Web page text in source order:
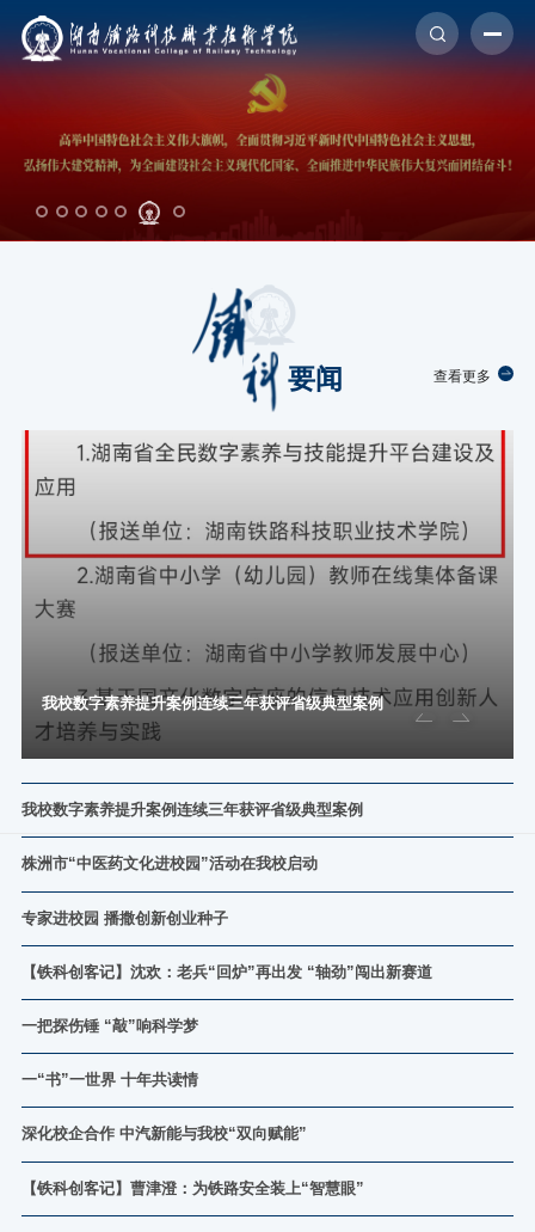
学校概况
要闻 查看更多
我校数字素养提升案例连续三年获评省级典型案例
我校数字素养提升案例连续三年获评省级典型案例
近日，中共湖南省委网信办、省教育厅、省科技厅、省工信厅联合
公布“2025年湖南省提升全民数字素养与技能典型案例”。我校报送
的“数智赋能分层共育——以需求为导向的校园数字素养提升创新实
践”项目获评典型案例。至此，我校已连续三年蝉联此项省级荣誉，
彰显了在数字素养培育领域持续领先的深厚实力。本案例紧密围
群体的实际需求，创新构建了“分层设计、场景驱动、多方协同”的
数字素养培育体系，逐步形成具有示范意义、可复制推广的“铁科模
式”。作为全国全民数字素养与技能培训基地，我校始终坚持育人为
本，以数字技术为驱动，以协同共育为路径，积极探索构建“政—校
建共享的教育生态。连续三年获评省级典型案例，既是对我校已有
实践的肯定，也是对未来发展的鞭策。下一步，学校将进一步发挥
国家级基地的示范辐射作用，深化AI通识课程建设，优化数字服务
平台，拓展多元应用场景，加快构建更加完善、高效、包容的数字
慧”与“铁科力量”。信息中心(一审：沈坚勇二审：付萱三
株洲市“中医药文化进校园”活动在我校启动
在通过系列沉浸式体验与科普实践，在校园播撒中医药文化的种
子。启动仪式上，株洲市卫健委党委书记、主任顾晓芳表示，株洲
作为“神农故里”，是中医药文化的重要发源地，底蕴深厚。推动中
医药文化进校园，是文化的启蒙与健康习惯的塑造，要让中医药在
医”。株洲市中医伤科医院党委书记刘锋良表示，市中医伤科医院是
集医疗、科研、教学于一体的国家三级甲等中医专科医院，此次院
校携手，标志着中医药文化育人进入新阶段，希望以此激发青少年
对中医药的兴趣与热情，共同肩负起弘扬中医药文化的责任与使
宝，承载着几千年的文化积淀和医学智慧，此次活动，不仅是一次
健康知识的普及，更是一次传统文化的熏陶；学校期待与株洲市中
医伤科医院进一步拓宽合作维度，持续开展健康讲座、义诊服务、
中医养生等系列活动，携手打造中医药文化传承与创新的实践平
专家进校园 播撒创新创业种子
一”决策部署，近日，学校举办2025年创业活动周系列之“企业家进
校园讲好创业故事”活动暨第四十八期“新维度”双创大讲堂。学校创
新创业孵化基地的师生团队、“启航逐梦”大学生创业指导工作室专
家以及各学院400余名师生齐聚一堂，在交流中汲取知识、激发创
授、博士生导师钟云华主讲。他以《当前高校毕业生就业创业：背
景、趋势、问题与建议》为题，系统分析了当前经济社会发展背景
下高校毕业生就业创业面临的新形势与新挑战，深入剖析了就业结
构性矛盾、能力匹配等现实问题，并结合实际案例提出有针对性的
认知。在实践展示环节，曾获中国国际大学生创新大赛（2025）创
业组国家银奖的曹津澄项目团队，进行了现场路演。他们以《轨道
交通供电线路偏振智衍高效巡检方案》为题，展示了自主研发的“偏
【铁科创客记】沈欢：老兵“回炉”再出发 “轴劲”闯出新赛道
为“叔叔”的大一新生，是把军旅故事分享给同学的军训总教官，也
是带领学弟学妹钻研短视频的创业导师。然而，在这些身份之前，
他更是一位在商海中几经沉浮、白手起家的连续创业者。 他的故
事，并非一个简单的“大学生创业”故事，而是一位资深创业者，为
炼：铸就创业路上的奋斗底色2005年，19岁的沈欢踏上军旅征程。
在海军陆战队，一次暴雨中的射击考核成为他人生的重要一课。瞄
准镜里水花四溅，子弹接连脱靶，就在他几乎放弃时，一声“湖南伢
子，加油”的乡音唤醒了他骨子里的倔强。最终，50环的满环成绩
一把探伤锤 “敲”响科学梦
动。长郡云龙实验学校的百余名小学生走进校园，沿着铁轨的脉
络，开启了一场充满惊叹与发现的科技探索之旅。走进轨道交通国
际共享综合实训基地，孩子们的目光立刻被各式列车牢牢吸引。从
厚重雄浑的蒸汽机车到流畅现代的高铁车头，从货运车厢到地铁列
孩子们则围在每一台机车旁，仰着头认真观察，不时发出阵阵惊
呼。在轨道探伤展示区，讲解老师用探伤锤轻轻敲击钢轨，一声清
脆的“当当”声回荡在空中。“这是健康钢轨的声音！”老师话音刚落，
一“书”一世界 十年共读情
11月16日，株洲市芦淞区白关镇云山村的白关书画院内书香四溢、
童声朗朗，学校与白关书画院共建的“农家书屋”正式揭牌。现场，
一场名为“书香润童心·青春伴成长”的共读公益活动温情展开，大学
生志愿者与留守儿童一对一结对，开启了以“传承文化之美——非遗
故事与传统美德”为主题的阅读时光。孩子们依偎在志愿者身旁，专
深化校企合作 中汽新能与我校“双向赋能”
我校，围绕深化产教融合、推动校企协同育人开展实地交流。学校
党委委员、副校长袁志刚参加调研。 中汽新能是由中国一汽控股的
央企，也是央企体系内唯一的动力电池企业，产品主要为车载动力
【铁科创客记】曹津澄：为铁路安全装上“智慧眼”